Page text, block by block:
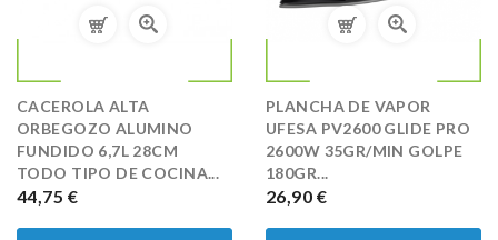
CACEROLA ALTA
ORBEGOZO ALUMINO
FUNDIDO 6,7L 28CM
TODO TIPO DE COCINA...
PRECIO
44,75 €
PLANCHA DE VAPOR
UFESA PV2600 GLIDE PRO
2600W 35GR/MIN GOLPE
180GR...
PRECIO
26,90 €